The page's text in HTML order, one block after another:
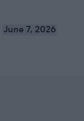
June 7, 2026